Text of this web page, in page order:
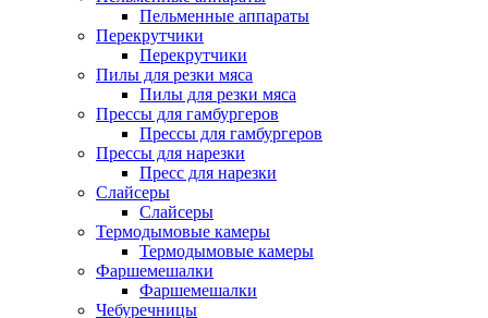
Пельменные аппараты
Перекрутчики
Перекрутчики
Пилы для резки мяса
Пилы для резки мяса
Прессы для гамбургеров
Прессы для гамбургеров
Прессы для нарезки
Пресс для нарезки
Слайсеры
Слайсеры
Термодымовые камеры
Термодымовые камеры
Фаршемешалки
Фаршемешалки
Чебуречницы